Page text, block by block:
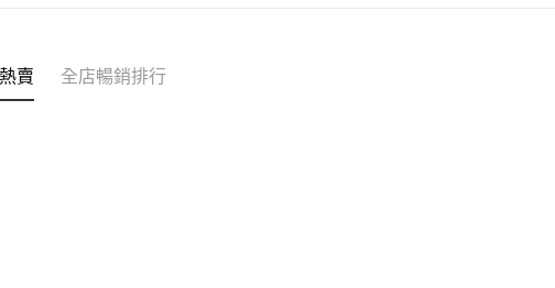
賣 全店暢銷排行